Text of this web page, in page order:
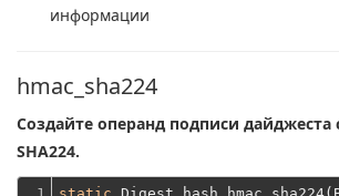
информации
hmac_sha224
Создайте операнд подписи
SHA224.